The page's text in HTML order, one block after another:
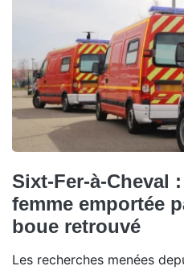
Sixt-Fer-à-Cheval
femme emportée
boue retrouvé
Les recherches menées